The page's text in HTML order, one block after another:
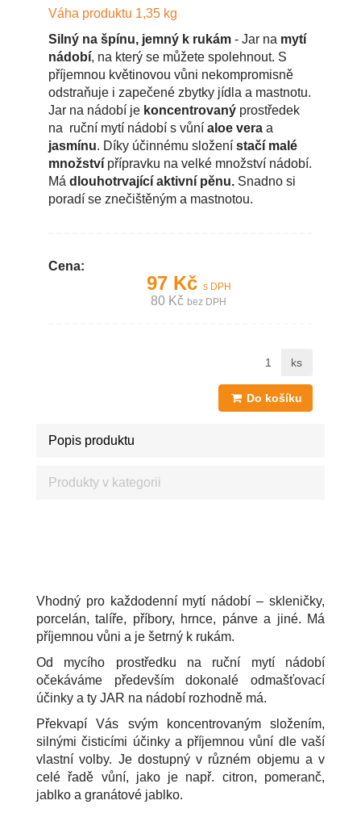
Váha produktu 1,35 kg
Silný na špínu, jemný k rukám - Jar na mytí
nádobí, na který se můžete spolehnout. S
příjemnou květinovou vůni nekompromisně
odstraňuje i zapečené zbytky jídla a mastnotu.
Jar na nádobí je koncentrovaný prostředek
na ruční mytí nádobí s vůní aloe vera a
jasmínu. Díky účinnému složení stačí malé
množství přípravku na velké množství nádobí.
Má dlouhotrvající aktivní pěnu. Snadno si
poradí se znečištěným a mastnotou.
Cena:
97 Kč s DPH
80 Kč bez DPH
ks
Do košíku
Popis produktu
Produkty v kategorii
Vhodný pro každodenní mytí nádobí – skleničky,
porcelán, talíře, příbory, hrnce, pánve a jiné. Má
příjemnou vůni a je šetrný k rukám.
Od mycího prostředku na ruční mytí nádobí
očekáváme především dokonalé odmašťovací
účinky a ty JAR na nádobí rozhodně má.
Překvapí Vás svým koncentrovaným složením,
silnými čisticími účinky a příjemnou vůní dle vaší
vlastní volby. Je dostupný v různém objemu a v
celé řadě vůní, jako je např. citron, pomeranč,
jablko a granátové jablko.